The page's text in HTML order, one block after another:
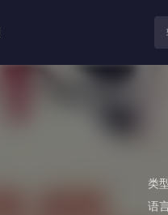
类
语